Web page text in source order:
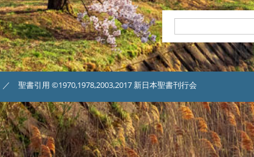
索
聖書引用 ©1970,1978,2003,2017 新日本聖書刊行会